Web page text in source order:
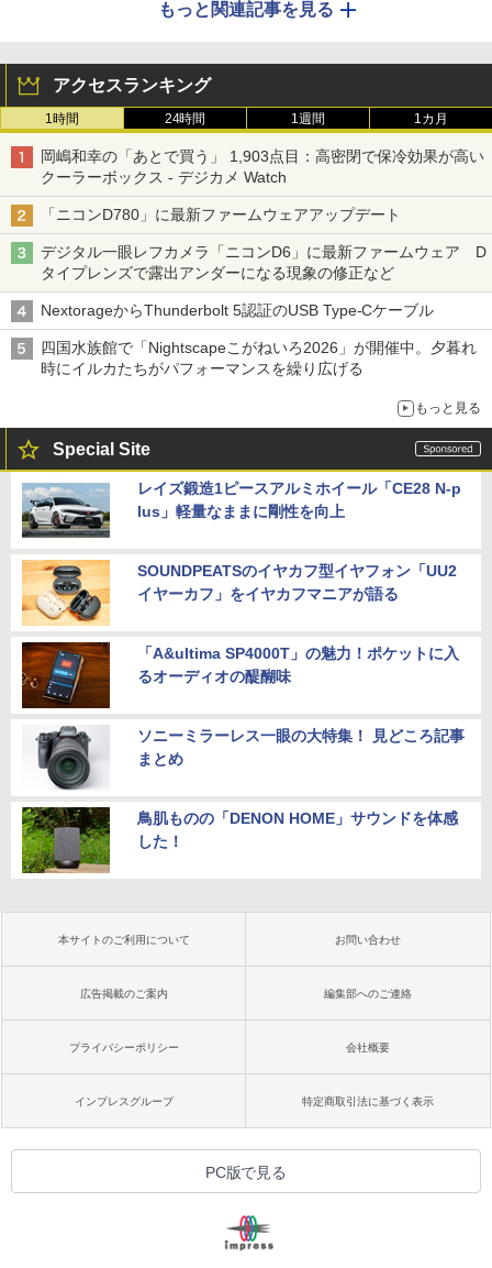
もっと関連記事を見る
アクセスランキング
1時間 24時間 1週間 1カ月
岡嶋和幸の「あとで買う」 1,903点目：高密閉で保冷効果が高い
クーラーボックス - デジカメ Watch
「ニコンD780」に最新ファームウェアアップデート
デジタル一眼レフカメラ「ニコンD6」に最新ファームウェア D
タイプレンズで露出アンダーになる現象の修正など
NextorageからThunderbolt 5認証のUSB Type-Cケーブル
四国水族館で「Nightscapeこがねいろ2026」が開催中。夕暮れ
時にイルカたちがパフォーマンスを繰り広げる
もっと見る
Special Site
レイズ鍛造1ピースアルミホイール「CE28 N-p
lus」軽量なままに剛性を向上
SOUNDPEATSのイヤカフ型イヤフォン「UU2
イヤーカフ」をイヤカフマニアが語る
「A&ultima SP4000T」の魅力！ポケットに入
るオーディオの醍醐味
ソニーミラーレス一眼の大特集！ 見どころ記事
まとめ
鳥肌ものの「DENON HOME」サウンドを体感
した！
本サイトのご利用について お問い合わせ
広告掲載のご案内 編集部へのご連絡
プライバシーポリシー 会社概要
インプレスグループ 特定商取引法に基づく表示
PC版で見る